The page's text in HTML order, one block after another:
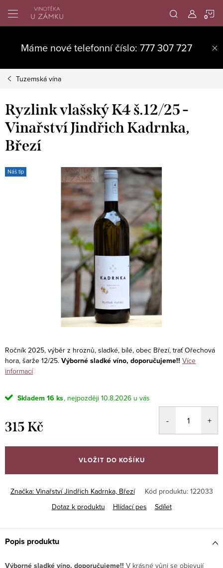
obsah
Máme nové telefonní číslo: 777 307 727
Tuzemská vína
Ryzlink vlašský K4 š.12/25 -
Vinařství Jindřich Kadrnka,
Březí
Náš tip
Ročník 2025, výběr z hroznů, sladké, bílé, obec Březí, trať Ořechová
hora, šarže 12/25. Výborné sladké víno, doporučujeme!! Více
informací
Skladem 16 ks 10.8.2026
315 Kč
cena:
VLOŽIT DO KOŠÍKU
Značka: Vinařství Jindřich Kadrnka, Březí Kód produktu: 122033
Dotaz k produktu
Hlídací pes Sdílet
Popis produktu
V krásné vůni se objevují